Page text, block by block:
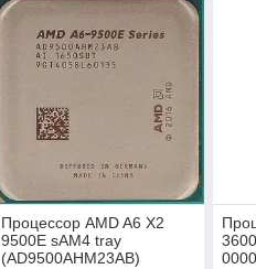
Процессор AMD A6 X2
9500E sAM4 tray
(AD9500AHM23AB)